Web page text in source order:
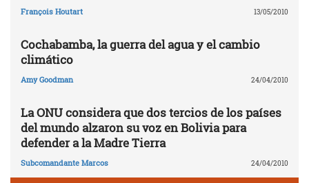
François Houtart 13/05/2010
Cochabamba, la guerra del agua y el cambio
climático
Amy Goodman 24/04/2010
La ONU considera que dos tercios de los países
del mundo alzaron su voz en Bolivia para
defender a la Madre Tierra
Subcomandante Marcos 24/04/2010